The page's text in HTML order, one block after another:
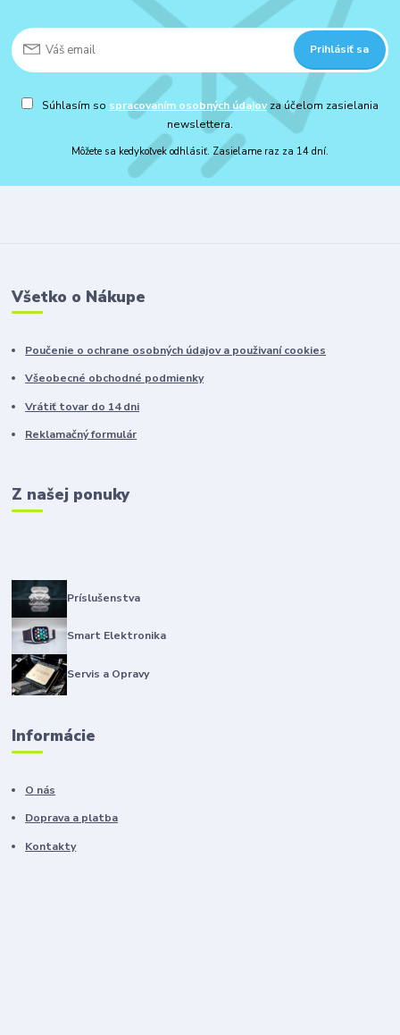
Prihlásiť sa
Súhlasím so spracovaním osobných údajovza účelom zasielania
newslettera.
Môžete sa kedykoľvek odhlásiť. Zasielame raz za 14 dní.
Všetko o Nákupe
Poučenie o ochrane osobných údajov a použivaní cookies
Všeobecné obchodné podmienky
Vrátiť tovar do 14 dni
Reklamačný formulár
Z našej ponuky
Príslušenstva
Smart Elektronika
Servis a Opravy
Informácie
O nás
Doprava a platba
Kontakty